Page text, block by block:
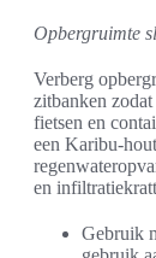
Opbergruimte
Verberg
zitbanken
fietsen en
een Karibu-
en
Gebruik